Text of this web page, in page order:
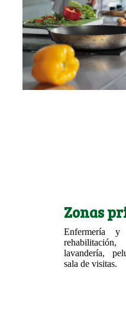
Zonas
Enfermería y
lavandería,
sala de visitas.